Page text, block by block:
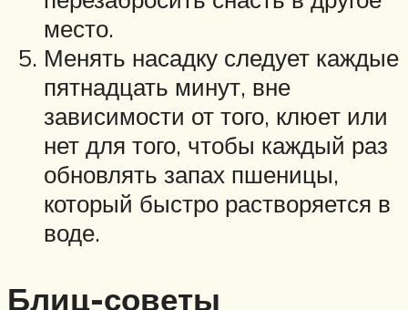
место.
Менять насадку следует каждые
пятнадцать минут, вне
зависимости от того, клюет или
нет для того, чтобы каждый раз
обновлять запах пшеницы,
который быстро растворяется в
воде.
Блиц-советы